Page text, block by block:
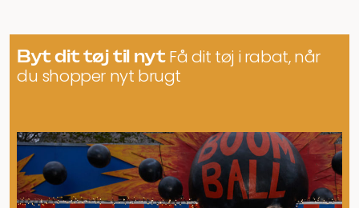
Byt dit tøj til nytFå dit tøj i rabat, når
du shopper nyt brugt